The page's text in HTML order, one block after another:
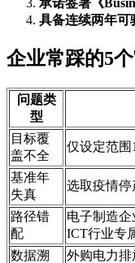
具备连续两年可
企业常踩的5
问题类
型
目标覆
盖不全
仅设定范围
基准年
失真
选取疫情
路径错
配
电子制造企
ICT行业专
数据溯
外购电力